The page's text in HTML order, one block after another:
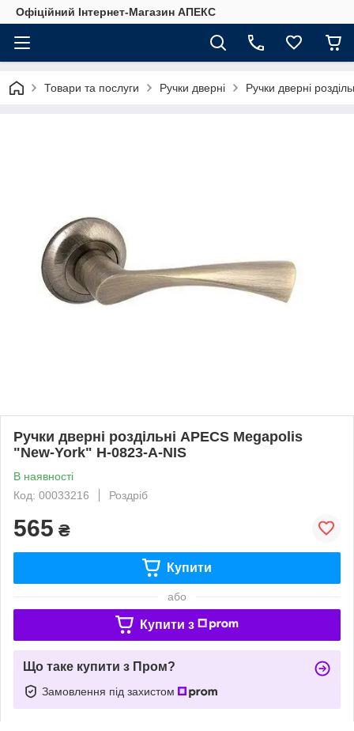
Офіційний Інтернет-Магазин АПЕКС
Товари та послуги Ручки дверні Ручки дверні
Ручки дверні роздільні APECS Megapolis
"New-York" H-0823-A-NIS
В наявності
Код: 00033216
Роздріб
565 ₴
Купити
або
Купити з
Що таке купити з Пром?
Замовлення під захистом